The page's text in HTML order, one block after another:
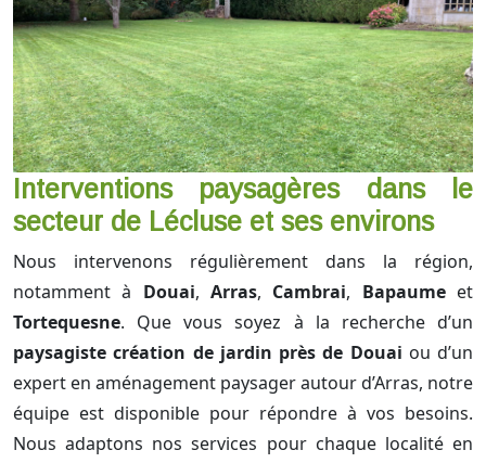
Interventions paysagères dans le
secteur de Lécluse et ses environs
Nous intervenons régulièrement dans la région,
notamment à Douai,Arras, Cambrai, Bapaumeet
Tortequesne. Que vous soyez à la recherche d’un
paysagiste création de jardin près de Douai ou d’un
expert en aménagement paysager autour d’Arras, notre
équipe est disponible pour répondre à vos besoins.
Nous adaptons nos services pour chaque localité en